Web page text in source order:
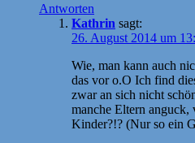
Antworten
Kathrin sagt:
26. August 2014 um
Wie, man kann auch
das vor o.O Ich find
zwar an sich nicht
manche Eltern anguck,
Kinder?!? (Nur so ein